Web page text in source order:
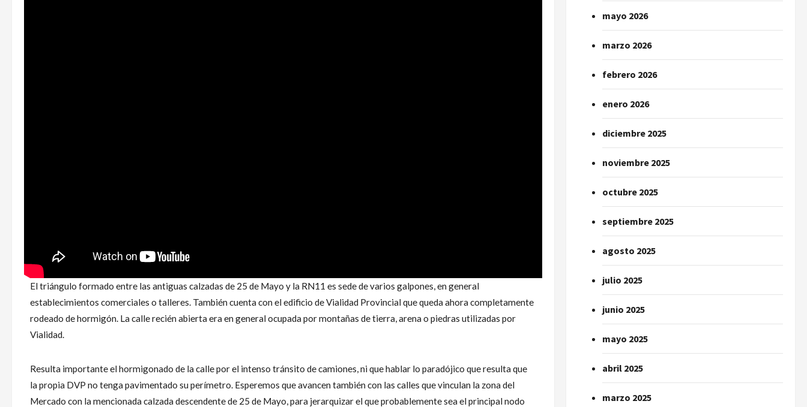
El triángulo formado entre las antiguas calzadas de 25 de Mayo y la RN11 es sede de varios galpones, en general
establecimientos comerciales o talleres. También cuenta con el edificio de Vialidad Provincial que queda ahora completamente
rodeado de hormigón. La calle recién abierta era en general ocupada por montañas de tierra, arena o piedras utilizadas por
Vialidad.
Resulta importante el hormigonado de la calle por el intenso tránsito de camiones, ni que hablar lo paradójico que resulta que
la propia DVP no tenga pavimentado su perímetro. Esperemos que avancen también con las calles que vinculan la zona del
Mercado con la mencionada calzada descendente de 25 de Mayo, para jerarquizar el que probablemente sea el principal nodo
mayo 2026
marzo 2026
febrero 2026
enero 2026
diciembre 2025
noviembre 2025
octubre 2025
septiembre 2025
agosto 2025
julio 2025
junio 2025
mayo 2025
abril 2025
marzo 2025